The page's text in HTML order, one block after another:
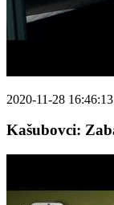
2020-11-28 16:46:13
Kašubovci: